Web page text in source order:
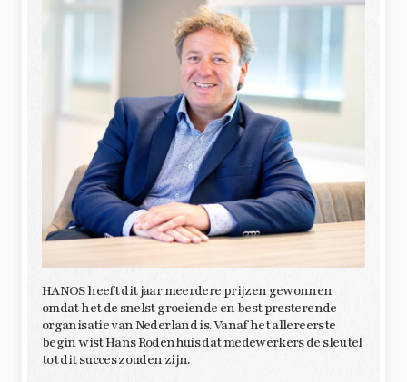
HANOS heeft dit jaar meerdere prijzen gewonnen
omdat het de snelst groeiende en best presterende
organisatie van Nederland is. Vanaf het allereerste
begin wist Hans Rodenhuis dat medewerkers de sleutel
tot dit succes zouden zijn.